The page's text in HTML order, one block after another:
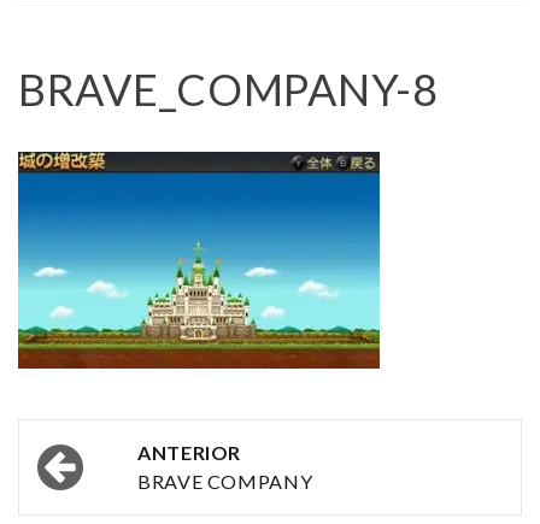
BRAVE_COMPANY-8
Navegación
por
ANTERIOR
BRAVE COMPANY